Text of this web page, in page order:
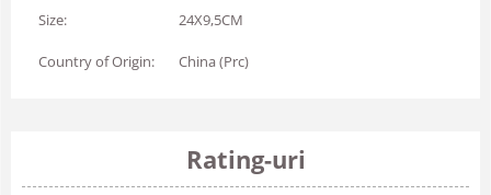
Size: 24X9,5CM
Country of Origin: China (Prc)
Rating-uri